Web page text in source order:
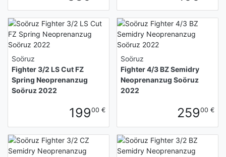
Soöruz
Fighter 3/2 LS Cut FZ
Spring Neoprenanzug
Soöruz 2022
19900 €
Soöruz
Fighter 4/3 BZ Semidry
Neoprenanzug Soöruz
2022
25900 €